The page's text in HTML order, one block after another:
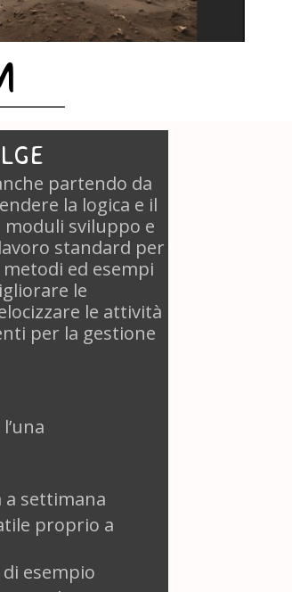
partendo da
la logica e il
sviluppo e
standard per
ed esempi
le
le attività
per la gestione
a settimana
proprio a
esempio